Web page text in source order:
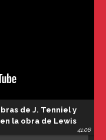
de J. Tenniel y
la obra de Lewis
41:08